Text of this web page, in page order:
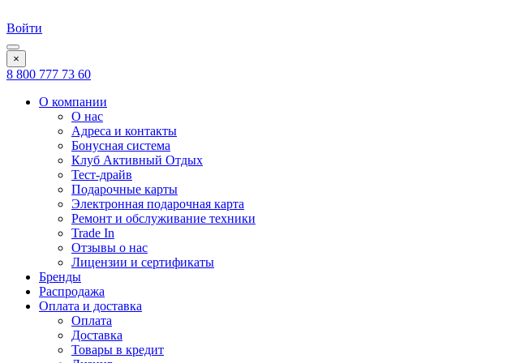
Войти
×
8 800 777 73 60
О компании
О нас
Адреса и контакты
Бонусная система
Клуб Активный Отдых
Тест-драйв
Подарочные карты
Электронная подарочная карта
Ремонт и обслуживание техники
Trade In
Отзывы о нас
Лицензии и сертификаты
Бренды
Распродажа
Оплата и доставка
Оплата
Доставка
Товары в кредит